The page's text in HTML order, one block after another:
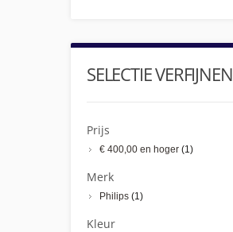
SELECTIE VERFIJNEN
Prijs
€ 400,00 en hoger (1)
Merk
Philips (1)
Kleur